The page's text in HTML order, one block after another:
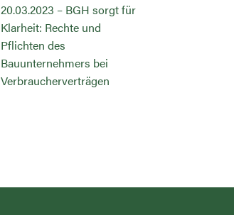
20.03.2023 – BGH sorgt für
Klarheit: Rechte und
Pflichten des
Bauunternehmers bei
Verbraucherverträgen